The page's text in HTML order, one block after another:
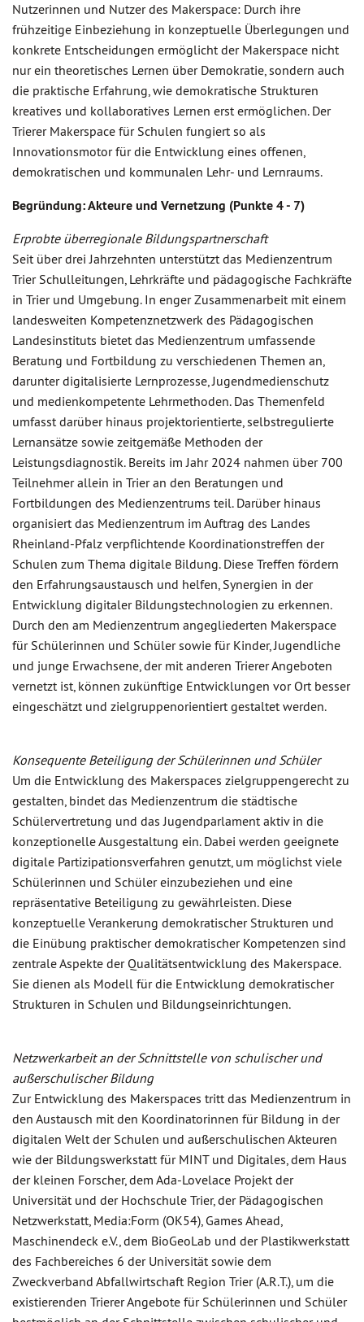
Nutzerinnen und Nutzer des Makerspace: Durch ihre
frühzeitige Einbeziehung in konzeptuelle Überlegungen und
konkrete Entscheidungen ermöglicht der Makerspace nicht
nur ein theoretisches Lernen über Demokratie, sondern auch
die praktische Erfahrung, wie demokratische Strukturen
kreatives und kollaboratives Lernen erst ermöglichen. Der
Trierer Makerspace für Schulen fungiert so als
Innovationsmotor für die Entwicklung eines offenen,
demokratischen und kommunalen Lehr- und Lernraums.
Begründung: Akteure und Vernetzung (Punkte 4 - 7)
Erprobte überregionale Bildungspartnerschaft
Seit über drei Jahrzehnten unterstützt das Medienzentrum
Trier Schulleitungen, Lehrkräfte und pädagogische Fachkräfte
in Trier und Umgebung. In enger Zusammenarbeit mit einem
landesweiten Kompetenznetzwerk des Pädagogischen
Landesinstituts bietet das Medienzentrum umfassende
Beratung und Fortbildung zu verschiedenen Themen an,
darunter digitalisierte Lernprozesse, Jugendmedienschutz
und medienkompetente Lehrmethoden. Das Themenfeld
umfasst darüber hinaus projektorientierte, selbstregulierte
Lernansätze sowie zeitgemäße Methoden der
Leistungsdiagnostik. Bereits im Jahr 2024 nahmen über 700
Teilnehmer allein in Trier an den Beratungen und
Fortbildungen des Medienzentrums teil. Darüber hinaus
organisiert das Medienzentrum im Auftrag des Landes
Rheinland-Pfalz verpflichtende Koordinationstreffen der
Schulen zum Thema digitale Bildung. Diese Treffen fördern
den Erfahrungsaustausch und helfen, Synergien in der
Entwicklung digitaler Bildungstechnologien zu erkennen.
Durch den am Medienzentrum angegliederten Makerspace
für Schülerinnen und Schüler sowie für Kinder, Jugendliche
und junge Erwachsene, der mit anderen Trierer Angeboten
vernetzt ist, können zukünftige Entwicklungen vor Ort besser
eingeschätzt und zielgruppenorientiert gestaltet werden.
Konsequente Beteiligung der Schülerinnen und Schüler
Um die Entwicklung des Makerspaces zielgruppengerecht zu
gestalten, bindet das Medienzentrum die städtische
Schülervertretung und das Jugendparlament aktiv in die
konzeptionelle Ausgestaltung ein. Dabei werden geeignete
digitale Partizipationsverfahren genutzt, um möglichst viele
Schülerinnen und Schüler einzubeziehen und eine
repräsentative Beteiligung zu gewährleisten. Diese
konzeptuelle Verankerung demokratischer Strukturen und
die Einübung praktischer demokratischer Kompetenzen sind
zentrale Aspekte der Qualitätsentwicklung des Makerspace.
Sie dienen als Modell für die Entwicklung demokratischer
Strukturen in Schulen und Bildungseinrichtungen.
Netzwerkarbeit an der Schnittstelle von schulischer und
außerschulischer Bildung
Zur Entwicklung des Makerspaces tritt das Medienzentrum in
den Austausch mit den Koordinatorinnen für Bildung in der
digitalen Welt der Schulen und außerschulischen Akteuren
wie der Bildungswerkstatt für MINT und Digitales, dem Haus
der kleinen Forscher, dem Ada-Lovelace Projekt der
Universität und der Hochschule Trier, der Pädagogischen
Netzwerkstatt, Media:Form (OK54), Games Ahead,
Maschinendeck e.V., dem BioGeoLab und der Plastikwerkstatt
des Fachbereiches 6 der Universität sowie dem
Zweckverband Abfallwirtschaft Region Trier (A.R.T.), um die
existierenden Trierer Angebote für Schülerinnen und Schüler